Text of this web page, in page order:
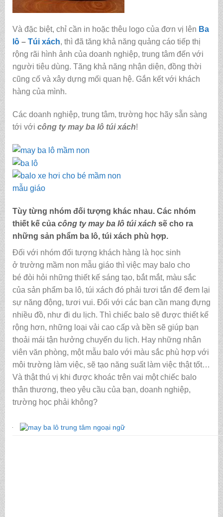
Và đặc biệt, chỉ cần in hoặc thêu logo của đơn vị lên Ba
lô– Túi xách, thì đã tăng khả năng quảng cáo tiếp thị
rộng rãi hình ảnh của doanh nghiệp, trung tâm đến với
người tiêu dùng. Tăng khả năng nhận diện, đồng thời
cũng cố và xây dựng mối quan hệ. Gắn kết với khách
hàng của mình.
Các doanh nghiệp, trung tâm, trường học hãy sẵn sàng
tới với công ty may ba lô túi xách!
Tùy từng nhóm đối tượng khác nhau. Các nhóm
thiết kế của công ty may ba lô túi xách sẽ cho ra
những sản phẩm ba lô, túi xách phù hợp.
Đối với nhóm đối tượng khách hàng là học sinh
ở trường mầm non mẫu giáo thì việc may balo cho
bé đòi hỏi những thiết kế sáng tạo, bắt mắt, màu sắc
của sản phẩm ba lô, túi xách đó phải tươi tắn để đem lại
sự năng động, tươi vui. Đối với các bạn cần mang đựng
nhiều đồ, như đi du lịch. Thì chiếc balo sẽ được thiết kế
rộng hơn, những loại vải cao cấp và bền sẽ giúp bạn
thoải mái tận hưởng chuyến du lịch. Hay những nhân
viên văn phòng, một mẫu balo với màu sắc phù hợp với
môi trường làm việc, sẽ tạo năng suất làm việc thật tốt…
Và thật thú vị khi được khoác trên vai một chiếc balo
thân thương, theo yêu cầu của bạn, doanh nghiệp,
trường học phải không?